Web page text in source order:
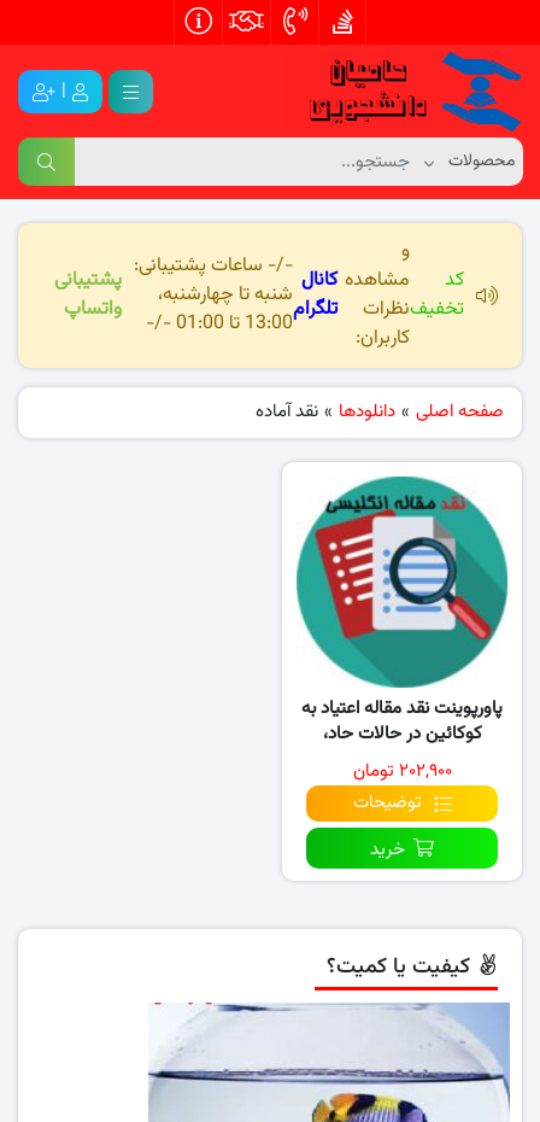
|
کد
تخفیف
و
مشاهده
نظرات
کاربران:
کانال
تلگرام
-/- ساعات پشتیبانی:
شنبه تا چهارشنبه،
13:00 تا 01:00 -/-
پشتیبانی
واتساپ
صفحه اصلی » دانلودها » نقد آماده
پاورپوینت نقد مقاله اعتیاد به
کوکائین در حالات حاد،
توهمات بساوشی و بدنی…
۲۰۲,۹۰۰ تومان
توضیحات
خرید
کیفیت یا کمیت؟